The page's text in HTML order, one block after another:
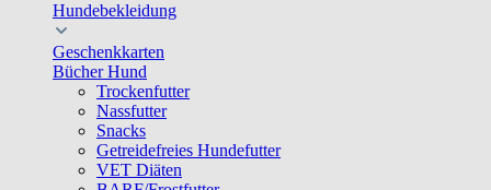
Hundebekleidung
Geschenkkarten
Bücher Hund
Trockenfutter
Nassfutter
Snacks
Getreidefreies Hundefutter
VET Diäten